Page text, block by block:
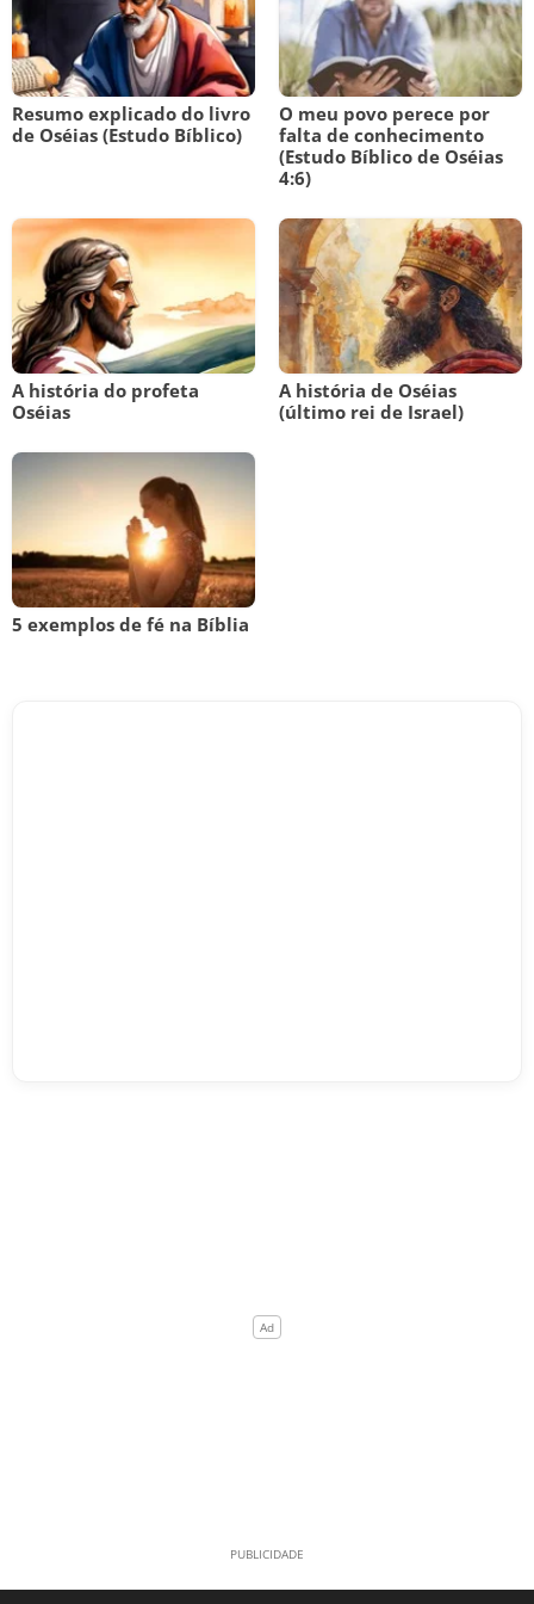
Resumo explicado do livro
de Oséias (Estudo Bíblico)
O meu povo perece por
falta de conhecimento
(Estudo Bíblico de Oséias
4:6)
A história do profeta
Oséias
A história de Oséias
(último rei de Israel)
5 exemplos de fé na Bíblia